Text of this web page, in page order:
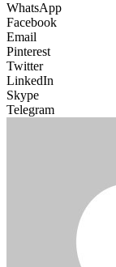
WhatsApp
Facebook
Email
Pinterest
Twitter
LinkedIn
Skype
Telegram